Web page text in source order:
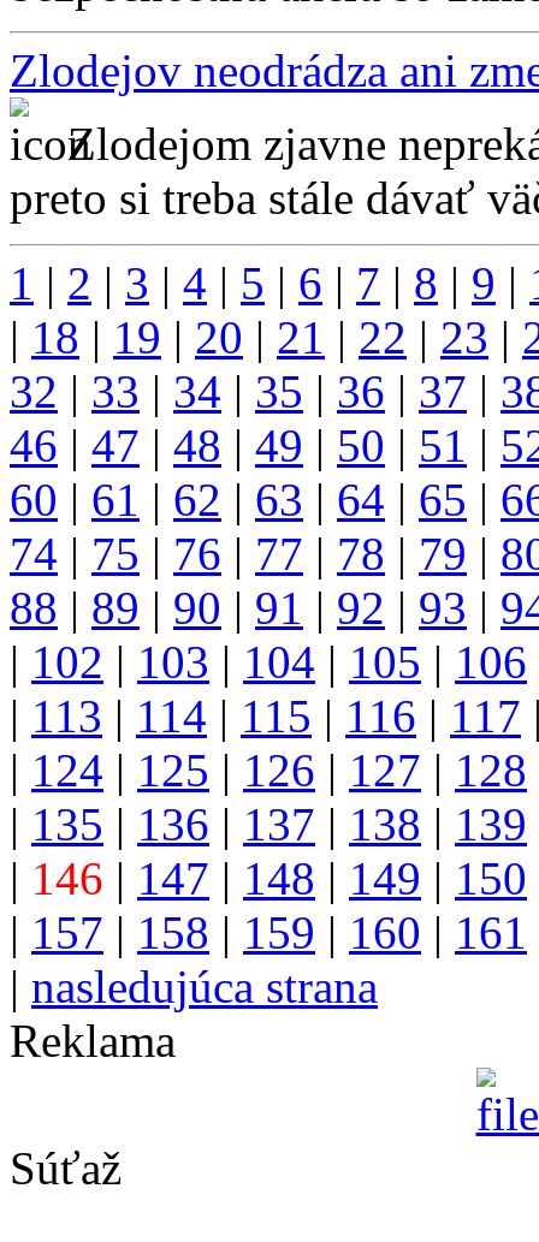
Zlodejov neodrádza ani
Zlodejom zjavne
preto si treba stále dávať
1 | 2 | 3 | 4 | 5 | 6 | 7 | 8 | 9 |
| 18 | 19 | 20 | 21 | 22 | 23 |
32 | 33 | 34 | 35 | 36 | 37 |
46 | 47 | 48 | 49 | 50 | 51 |
60 | 61 | 62 | 63 | 64 | 65 |
74 | 75 | 76 | 77 | 78 | 79 |
88 | 89 | 90 | 91 | 92 | 93 |
| 102 | 103 | 104 | 105 | 106
| 113 | 114 | 115 | 116 | 117
| 124 | 125 | 126 | 127 | 128
| 135 | 136 | 137 | 138 | 139
| 146 | 147 | 148 | 149 | 150
| 157 | 158 | 159 | 160 | 161
| nasledujúca strana
Reklama
Súťaž